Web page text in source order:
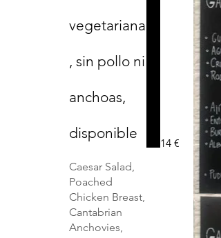
vegetariana
, sin pollo ni
anchoas,
disponible
Caesar Salad,
Poached
Chicken Breast,
Cantabrian
Anchovies,
14 €